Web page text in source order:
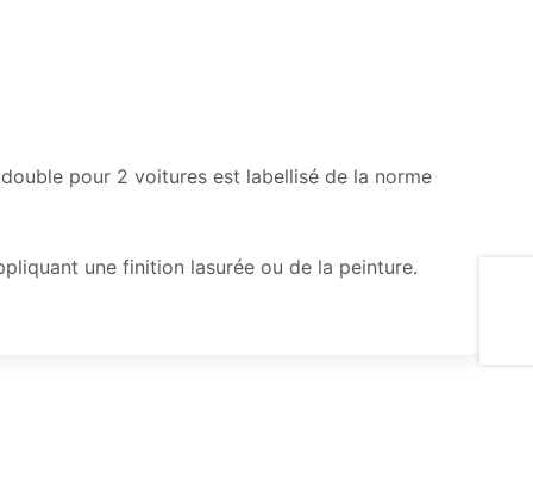
pour 2 voitures est labellisé de la norme
une finition lasurée ou de la peinture.